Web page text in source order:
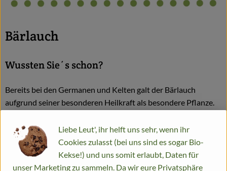
Bärlauch
Wussten Sie´s schon?
Bereits bei den Germanen und Kelten galt der Bärlauch
aufgrund seiner besonderen Heilkraft als besondere Pflanze.
dem Winterschlaf gewesen sein und ihnen wieder zu ihren
besonderen Kräften verholfen haben.
Wo kommt´s her?
Liebe Leut', ihr helft uns sehr, wenn ihr
Cookies zulasst (bei uns sind es sogar Bio-
Kekse!) und uns somit erlaubt, Daten für
unser Marketing zu sammeln. Da wir eure Privatsphäre